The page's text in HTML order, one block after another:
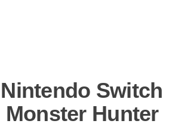
Switch
Hunter